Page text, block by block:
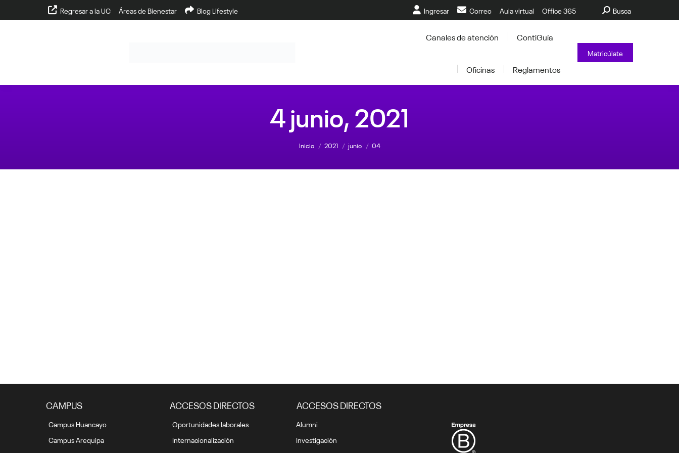
Regresar a la UC Áreas de Bienestar Blog Lifestyle Ingresar Correo Aula virtual Office 365 Buscar:
Busca
Canales de atención ContiGuía
Oficinas Reglamentos
Matricúlate
4 junio, 2021
Inicio 2021 junio 04
CAMPUS
Campus Huancayo
Campus Arequipa
ACCESOS DIRECTOS
Oportunidades laborales
Internacionalización
ACCESOS DIRECTOS
Alumni
Investigación